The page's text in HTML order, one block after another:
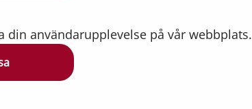
användarupplevelse på vår webbplats.